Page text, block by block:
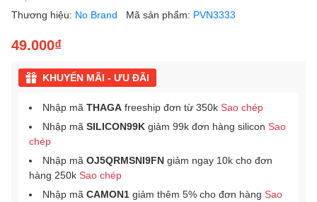
Thương hiệu: No Brand Mã sản phẩm: PVN3333
49.000₫
KHUYẾN MÃI - ƯU ĐÃI
Nhập mã THAGA freeship đơn từ 350k Sao chép
Nhập mã SILICON99K giảm 99k đơn hàng silicon Sao
chép
Nhập mã OJ5QRMSNI9FN giảm ngay 10k cho đơn
hàng 250k Sao chép
Nhập mã CAMON1 giảm thêm 5% cho đơn hàng Sao